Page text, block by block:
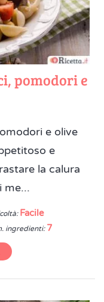
pomodori e
e olive
e
la calura
me...
Facile
ingredienti: 7